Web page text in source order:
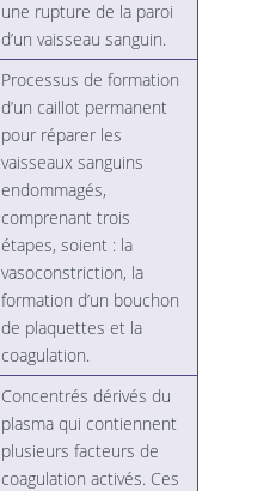
une rupture de la paroi
d’un vaisseau sanguin.
Processus de formation
d’un caillot permanent
pour réparer les
vaisseaux sanguins
endommagés,
comprenant trois
étapes, soient : la
vasoconstriction, la
formation d’un bouchon
de plaquettes et la
coagulation.
Concentrés dérivés du
plasma qui contiennent
plusieurs facteurs de
coagulation activés. Ces